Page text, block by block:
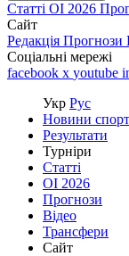
Статті ОІ 2026
Сайт
Редакція Прогнози
Соціальні мережі
facebook x youtube
Укр Рус
Новини
Результати
Турніри
Статті
ОІ 2026
Прогнози
Відео
Трансфери
Сайт